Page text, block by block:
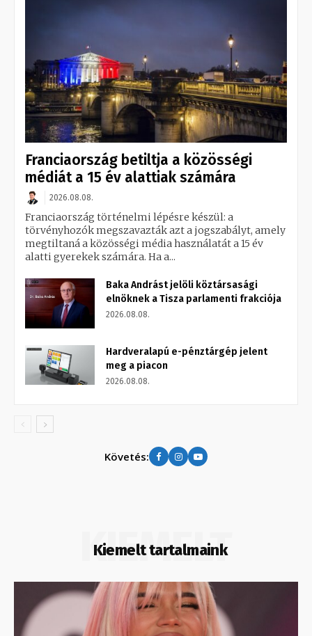
Franciaország betiltja a közösségi
médiát a 15 év alattiak számára
2026.08.08.
Franciaország történelmi lépésre készül: a
törvényhozók megszavazták azt a jogszabályt, amely
megtiltaná a közösségi média használatát a 15 év
alatti gyerekek számára. Ha a...
Baka Andrást jelöli köztársasági
elnöknek a Tisza parlamenti frakciója
2026.08.08.
Hardveralapú e-pénztárgép jelent
meg a piacon
2026.08.08.
Követés:
Kiemelt tartalmaink
KIEMELT